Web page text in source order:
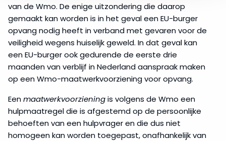
van de Wmo. De enige uitzondering die daarop
gemaakt kan worden is in het geval een EU-burger
opvang nodig heeft in verband met gevaren voor de
veiligheid wegens huiselijk geweld. In dat geval kan
een EU-burger ook gedurende de eerste drie
maanden van verblijf in Nederland aanspraak maken
op een Wmo-maatwerkvoorziening voor opvang.
Eenmaatwerkvoorzieningis volgens de Wmo een
hulpmaatregel die is afgestemd op de persoonlijke
behoeften van een hulpvrager en die dus niet
homogeen kan worden toegepast, onafhankelijk van